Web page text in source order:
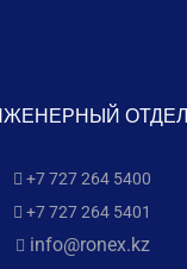
ОТДЕЛ
+7 727 264 5400
+7 727 264 5401
info@ronex.kz